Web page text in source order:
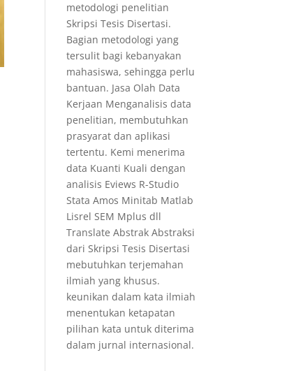
metodologi penelitian
Skripsi Tesis Disertasi.
Bagian metodologi yang
tersulit bagi kebanyakan
mahasiswa, sehingga perlu
bantuan. Jasa Olah Data
Kerjaan Menganalisis data
penelitian, membutuhkan
prasyarat dan aplikasi
tertentu. Kemi menerima
data Kuanti Kuali dengan
analisis Eviews R-Studio
Stata Amos Minitab Matlab
Lisrel SEM Mplus dll
Translate Abstrak Abstraksi
dari Skripsi Tesis Disertasi
mebutuhkan terjemahan
ilmiah yang khusus.
keunikan dalam kata ilmiah
menentukan ketapatan
pilihan kata untuk diterima
dalam jurnal internasional.